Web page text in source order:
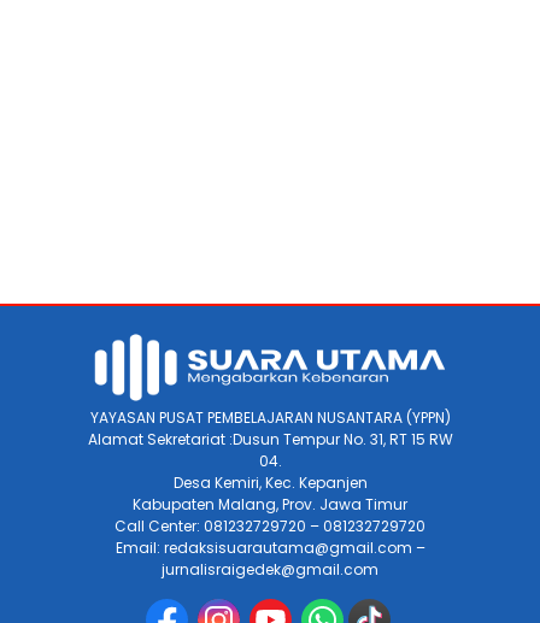
YAYASAN PUSAT PEMBELAJARAN NUSANTARA (YPPN)
Alamat Sekretariat :Dusun Tempur No. 31, RT 15 RW
04.
Desa Kemiri, Kec. Kepanjen
Kabupaten Malang, Prov. Jawa Timur
Call Center: 081232729720 – 081232729720
Email: redaksisuarautama@gmail.com –
jurnalisraigedek@gmail.com